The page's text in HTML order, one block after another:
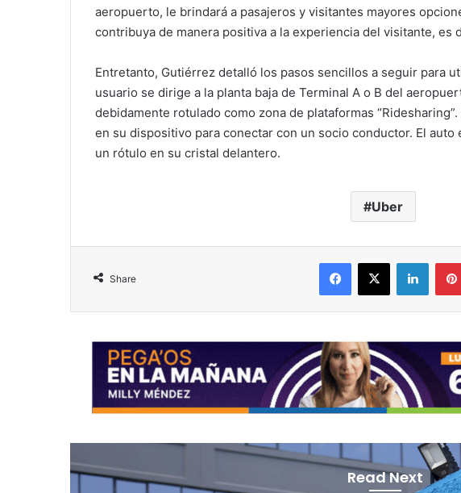
aeropuerto, le brindará a pasajeros y visitantes mayores
contribuya de manera positiva a la experiencia del visitante, es
Entretanto, Gutiérrez detalló los pasos sencillos a seguir para
usuario se dirige a la planta baja de Terminal A o B del
debidamente rotulado como zona de plataformas
en su dispositivo para conectar con un socio conductor. El auto
un rótulo en su cristal delantero.
Uber
Share
Facebook
X
Read Next